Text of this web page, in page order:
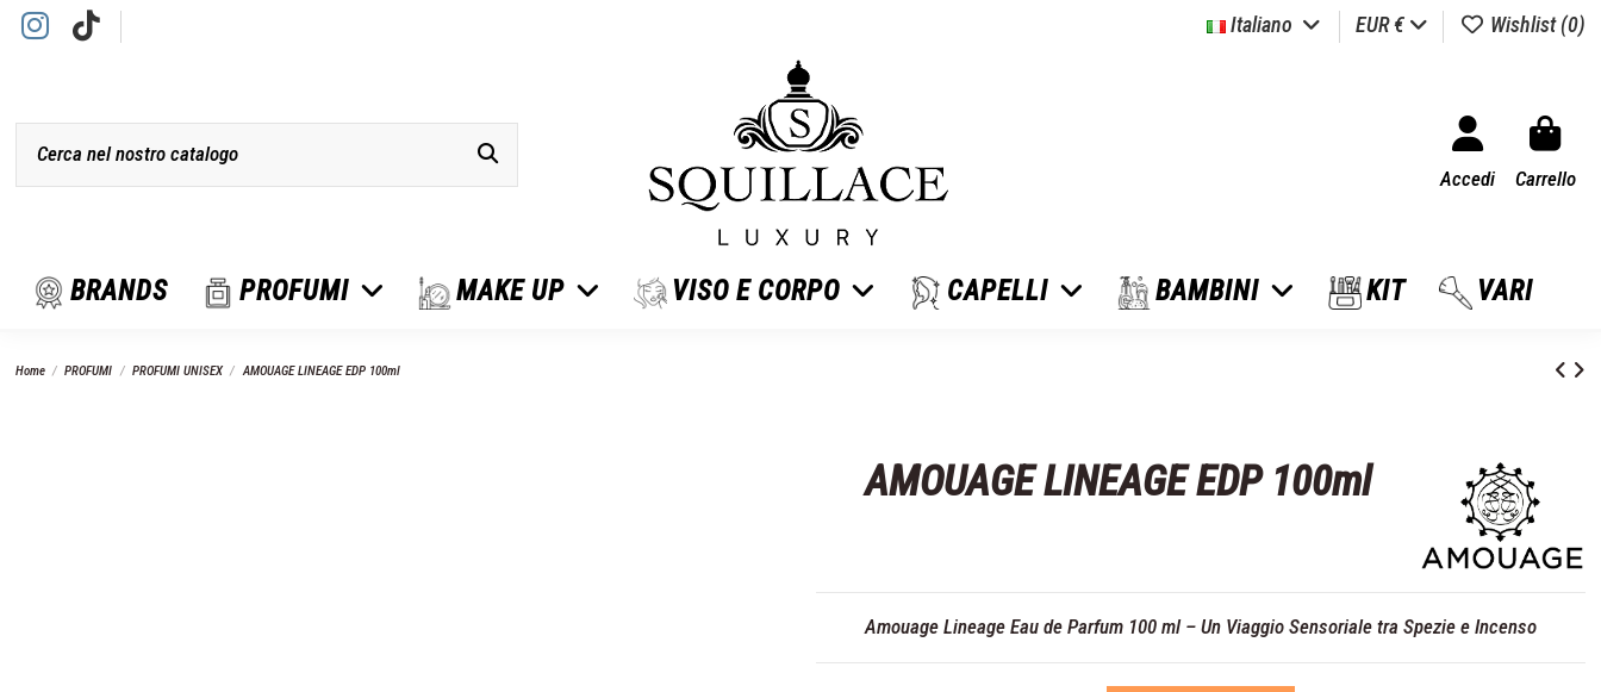
Italiano EUR € Wishlist (0)
Accedi Carrello
BRANDS PROFUMI MAKE UP VISO E CORPO CAPELLI BAMBINI KIT VARI
Home PROFUMI PROFUMI UNISEX AMOUAGE LINEAGE EDP 100ml
AMOUAGE LINEAGE EDP 100ml
Amouage Lineage Eau de Parfum 100 ml – Un Viaggio Sensoriale tra Spezie e Incenso